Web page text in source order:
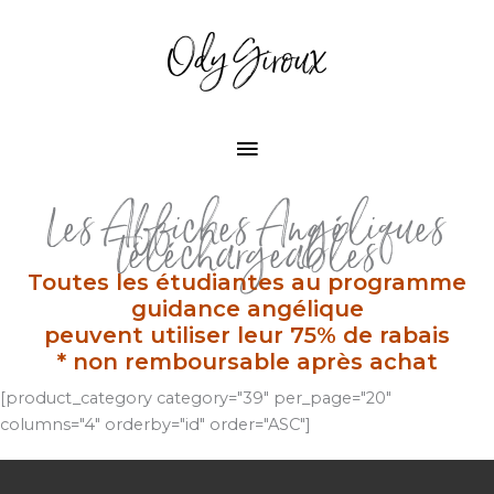
Menu
principal
Les Affiches Angéliques
téléchargeables
Toutes les étudiantes au programme
guidance angélique
peuvent utiliser leur 75% de rabais
* non remboursable après achat
[product_category category="39" per_page="20"
columns="4" orderby="id" order="ASC"]